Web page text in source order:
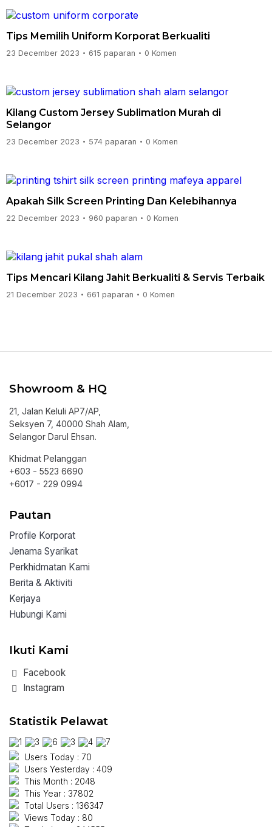
Tips Memilih Uniform Korporat Berkualiti
23 December 2023 • 615 paparan • 0 Komen
Kilang Custom Jersey Sublimation Murah di
Selangor
23 December 2023 • 574 paparan • 0 Komen
Apakah Silk Screen Printing Dan Kelebihannya
22 December 2023 • 960 paparan • 0 Komen
Tips Mencari Kilang Jahit Berkualiti & Servis Terbaik
21 December 2023 • 661 paparan • 0 Komen
Showroom & HQ
21, Jalan Keluli AP7/AP,
Seksyen 7, 40000 Shah Alam,
Selangor Darul Ehsan.
Khidmat Pelanggan
+603 - 5523 6690
+6017 - 229 0994
Pautan
Profile Korporat
Jenama Syarikat
Perkhidmatan Kami
Berita & Aktiviti
Kerjaya
Hubungi Kami
Ikuti Kami
Facebook
Instagram
Statistik Pelawat
Users Today : 70
Users Yesterday : 409
This Month : 2048
This Year : 37802
Total Users : 136347
Views Today : 80